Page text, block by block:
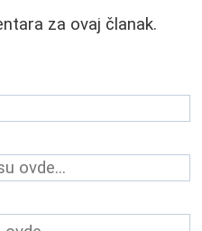
za ovaj članak.